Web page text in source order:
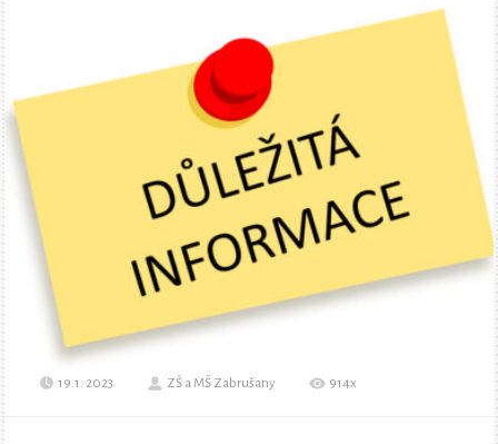
19.1. 2023 ZŠ a MŠ Zabrušany 914x